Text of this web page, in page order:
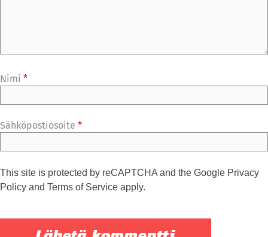
Nimi *
Sähköpostiosoite *
This site is protected by reCAPTCHA and the Google Privacy
Policy and Terms of Service apply.